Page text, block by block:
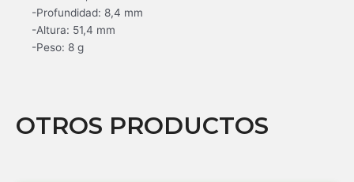
-Profundidad: 8,4 mm
-Altura: 51,4 mm
-Peso: 8 g
OTROS PRODUCTOS